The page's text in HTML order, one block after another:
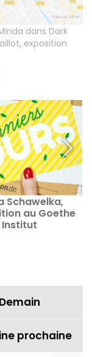
dans Dark
, exposition
Schawelka,
au Goethe
Institut
Demain
prochaine